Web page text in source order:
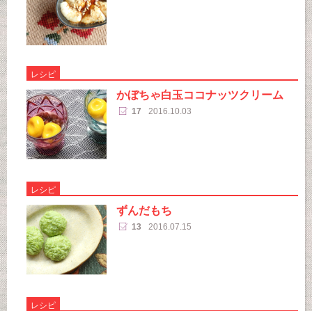
レシピ
かぼちゃ白玉ココナッツクリーム
17 2016.10.03
レシピ
ずんだもち
13 2016.07.15
レシピ